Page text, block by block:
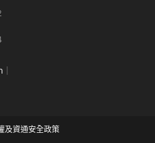
｜
及資通安全政策